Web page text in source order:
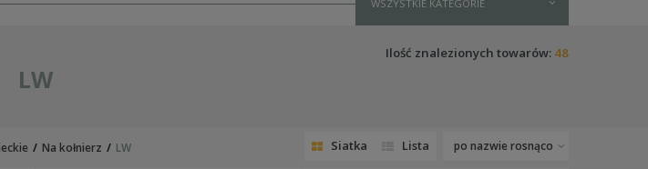
WSZYSTKIE KATEGORIE
LW
Ilość znalezionych towarów: 48
Na kołnierz LW Siatka Lista po nazwie rosnąco